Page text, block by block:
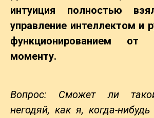
интуиция полностью
управление интеллектом и
функционированием
моменту.
Вопрос: Сможет ли
негодяй, как я, когда-